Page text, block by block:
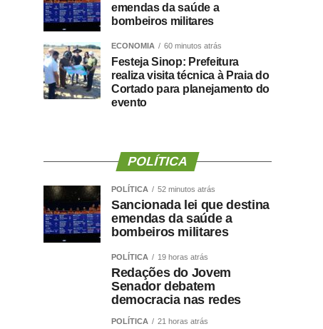
emendas da saúde a
bombeiros militares
ECONOMIA 60 minutos atrás
Festeja Sinop: Prefeitura
realiza visita técnica à Praia do
Cortado para planejamento do
evento
POLÍTICA
POLÍTICA 52 minutos atrás
Sancionada lei que destina
emendas da saúde a
bombeiros militares
POLÍTICA 19 horas atrás
Redações do Jovem
Senador debatem
democracia nas redes
POLÍTICA 21 horas atrás